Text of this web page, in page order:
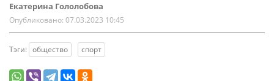
Екатерина Гололобова
Опубликовано: 07.03.2023 10:45
Тэги: общество спорт